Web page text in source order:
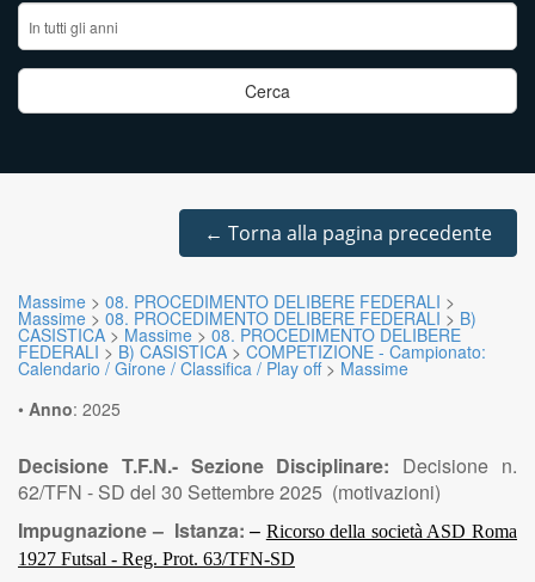
← Torna alla pagina precedente
Massime > 08. PROCEDIMENTO DELIBERE FEDERALI >
Massime > 08. PROCEDIMENTO DELIBERE FEDERALI > B)
CASISTICA > Massime > 08. PROCEDIMENTO DELIBERE
FEDERALI > B) CASISTICA > COMPETIZIONE - Campionato:
Calendario / Girone / Classifica / Play off> Massime
• Anno: 2025
Decisione T.F.N.- Sezione Disciplinare: Decisione n.
62/TFN - SD del 30 Settembre 2025 (motivazioni)
Impugnazione – Istanza:– Ricorso della società ASD Roma
1927 Futsal - Reg. Prot. 63/TFN-SD